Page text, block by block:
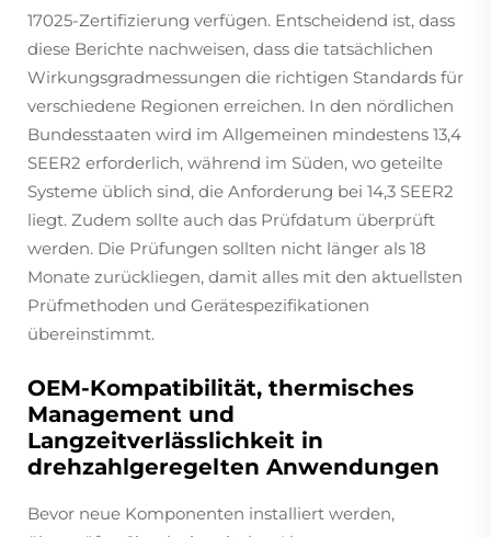
17025-Zertifizierung verfügen. Entscheidend ist, dass
diese Berichte nachweisen, dass die tatsächlichen
Wirkungsgradmessungen die richtigen Standards für
verschiedene Regionen erreichen. In den nördlichen
Bundesstaaten wird im Allgemeinen mindestens 13,4
SEER2 erforderlich, während im Süden, wo geteilte
Systeme üblich sind, die Anforderung bei 14,3 SEER2
liegt. Zudem sollte auch das Prüfdatum überprüft
werden. Die Prüfungen sollten nicht länger als 18
Monate zurückliegen, damit alles mit den aktuellsten
Prüfmethoden und Gerätespezifikationen
übereinstimmt.
OEM-Kompatibilität, thermisches
Management und
Langzeitverlässlichkeit in
drehzahlgeregelten Anwendungen
Bevor neue Komponenten installiert werden,